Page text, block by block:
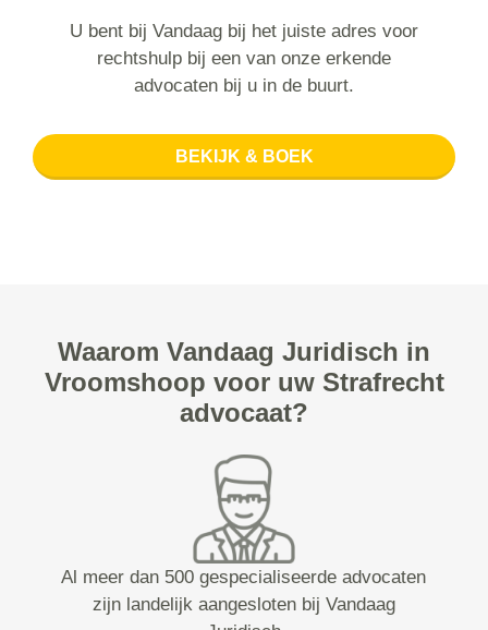
U bent bij Vandaag bij het juiste adres voor
rechtshulp bij een van onze erkende
advocaten bij u in de buurt.
BEKIJK & BOEK
Waarom Vandaag Juridisch in
Vroomshoop voor uw Strafrecht
advocaat?
Al meer dan 500 gespecialiseerde advocaten
zijn landelijk aangesloten bij Vandaag